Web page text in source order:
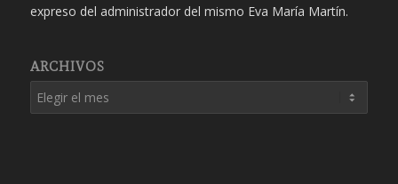
expreso del administrador del mismo Eva María Martín.
ARCHIVOS